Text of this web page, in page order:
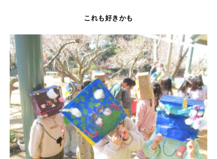
これも好きかも